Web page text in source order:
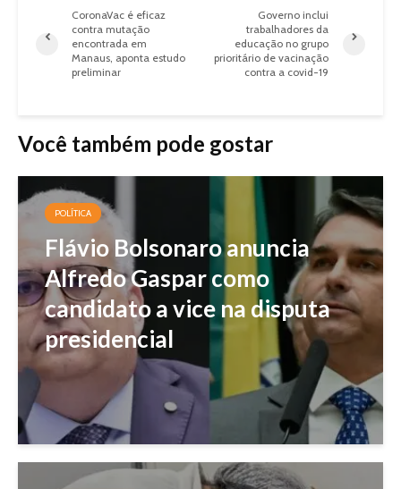
CoronaVac é eficaz
contra mutação
encontrada em
Manaus, aponta estudo
preliminar
Governo inclui
trabalhadores da
educação no grupo
prioritário de vacinação
contra a covid-19
Você também pode gostar
POLÍTICA
Flávio Bolsonaro anuncia
Alfredo Gaspar como
candidato a vice na disputa
presidencial